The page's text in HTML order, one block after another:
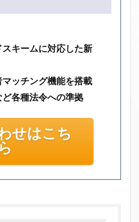
キームに対応した新
ッチング機能を搭載
各種法令への準拠
せはこち
ら